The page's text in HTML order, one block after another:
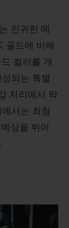
진귀한 메
골드에 비해
컬러를 개
되는 특별
처리에서 탁
서는 최첨
상을 뛰어